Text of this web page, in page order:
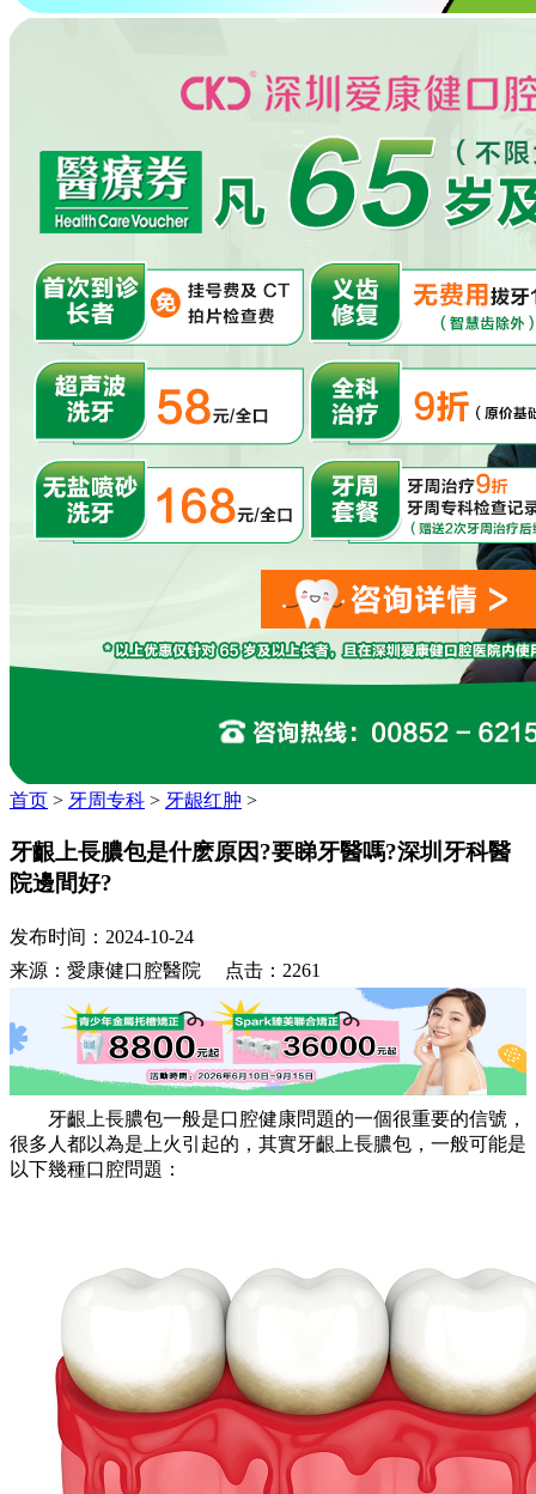
首页 > 牙周专科 > 牙龈红肿 >
牙齦上長膿包是什麽原因?要睇牙醫嗎?深圳牙科醫
院邊間好?
发布时间：2024-10-24
来源：愛康健口腔醫院 点击：2261
牙齦上長膿包一般是口腔健康問題的一個很重要的信號，
很多人都以為是上火引起的，其實牙齦上長膿包，一般可能是
以下幾種口腔問題：